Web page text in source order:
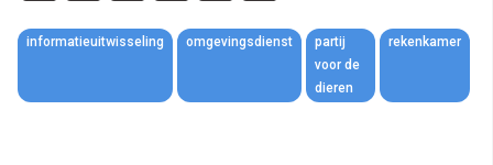
Link
informatieuitwisseling omgevingsdienst
partij
voor de
dieren
rekenkamer